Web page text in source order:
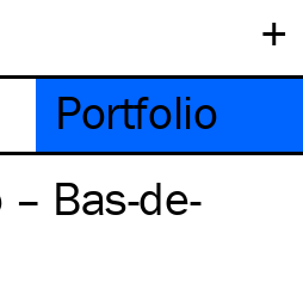
+
Portfolio
– Bas-de-